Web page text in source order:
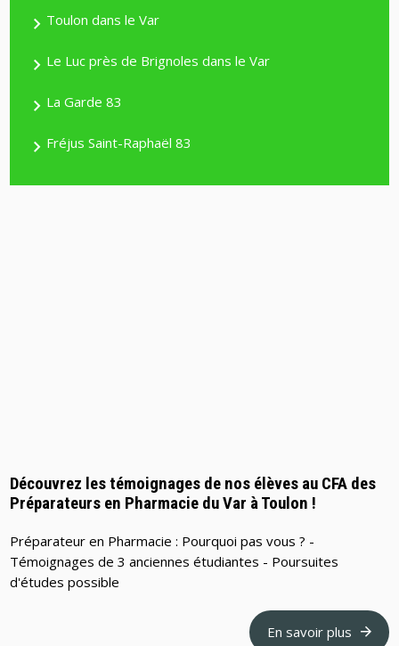
Toulon dans le Var
Le Luc près de Brignoles dans le Var
La Garde 83
Fréjus Saint-Raphaël 83
Découvrez les témoignages de nos élèves au CFA des
Préparateurs en Pharmacie du Var à Toulon !
Préparateur en Pharmacie : Pourquoi pas vous ? -
Témoignages de 3 anciennes étudiantes - Poursuites
d'études possible
En savoir plus